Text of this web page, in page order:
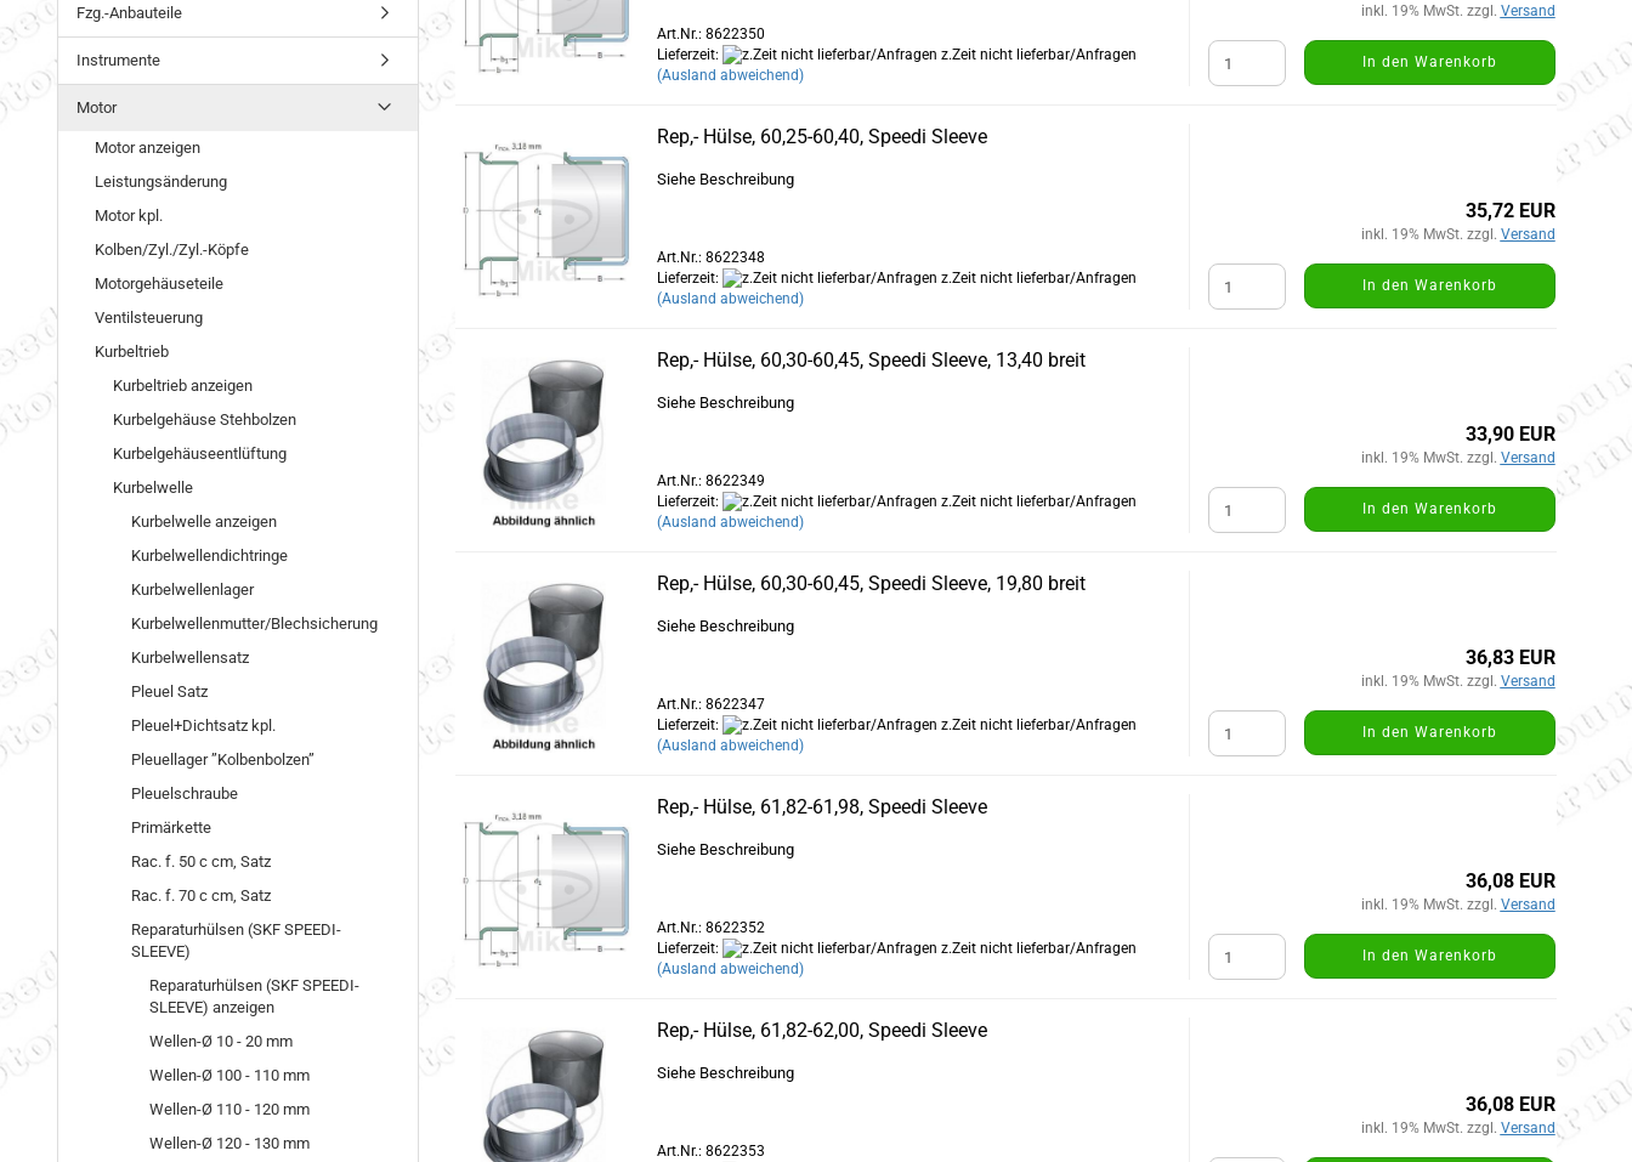
Art.Nr.: 8622350
Lieferzeit:
z.Zeit nicht lieferbar/Anfragen
(Ausland abweichend)
inkl. 19% MwSt. zzgl. Versand
In den Warenkorb
Rep,- Hülse, 60,25-60,40, Speedi Sleeve
Siehe Beschreibung
Art.Nr.: 8622348
Lieferzeit:
z.Zeit nicht lieferbar/Anfragen
(Ausland abweichend)
35,72 EUR
inkl. 19% MwSt. zzgl. Versand
In den Warenkorb
Rep,- Hülse, 60,30-60,45, Speedi Sleeve, 13,40 breit
Siehe Beschreibung
Art.Nr.: 8622349
Lieferzeit:
z.Zeit nicht lieferbar/Anfragen
(Ausland abweichend)
33,90 EUR
inkl. 19% MwSt. zzgl. Versand
In den Warenkorb
Rep,- Hülse, 60,30-60,45, Speedi Sleeve, 19,80 breit
Siehe Beschreibung
Art.Nr.: 8622347
Lieferzeit:
z.Zeit nicht lieferbar/Anfragen
(Ausland abweichend)
36,83 EUR
inkl. 19% MwSt. zzgl. Versand
In den Warenkorb
Rep,- Hülse, 61,82-61,98, Speedi Sleeve
Siehe Beschreibung
Art.Nr.: 8622352
Lieferzeit:
z.Zeit nicht lieferbar/Anfragen
(Ausland abweichend)
36,08 EUR
inkl. 19% MwSt. zzgl. Versand
In den Warenkorb
Rep,- Hülse, 61,82-62,00, Speedi Sleeve
Siehe Beschreibung
Art.Nr.: 8622353
36,08 EUR
inkl. 19% MwSt. zzgl. Versand
Fzg.-Anbauteile
Instrumente
Motor
Motor anzeigen
Leistungsänderung
Motor kpl.
Kolben/Zyl./Zyl.-Köpfe
Motorgehäuseteile
Ventilsteuerung
Kurbeltrieb
Kurbeltrieb anzeigen
Kurbelgehäuse Stehbolzen
Kurbelgehäuseentlüftung
Kurbelwelle
Kurbelwelle anzeigen
Kurbelwellendichtringe
Kurbelwellenlager
Kurbelwellenmutter/Blechsicherung
Kurbelwellensatz
Pleuel Satz
Pleuel+Dichtsatz kpl.
Pleuellager ”Kolbenbolzen”
Pleuelschraube
Primärkette
Rac. f. 50 c cm, Satz
Rac. f. 70 c cm, Satz
Reparaturhülsen (SKF SPEEDI-
SLEEVE)
Reparaturhülsen (SKF SPEEDI-
SLEEVE) anzeigen
Wellen-Ø 10 - 20 mm
Wellen-Ø 100 - 110 mm
Wellen-Ø 110 - 120 mm
Wellen-Ø 120 - 130 mm